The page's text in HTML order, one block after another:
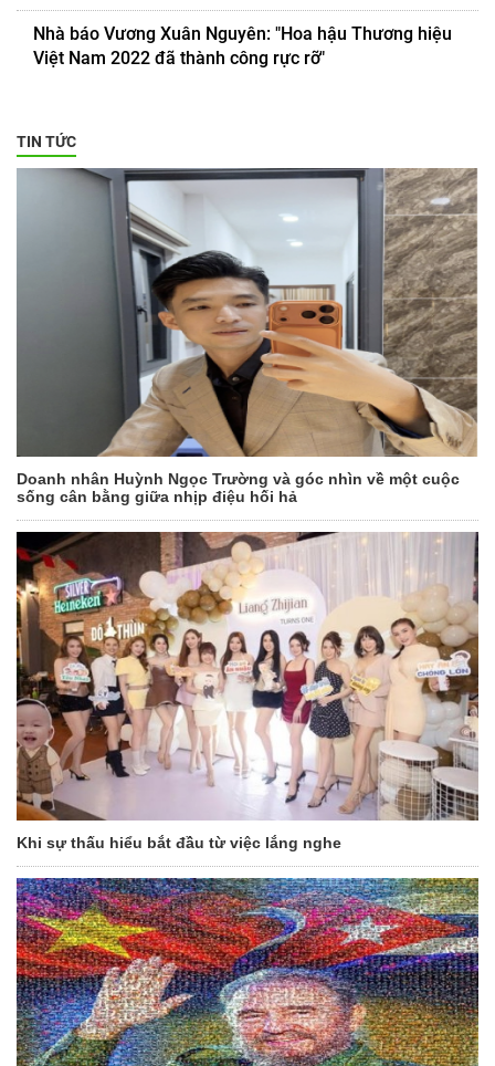
Nhà báo Vương Xuân Nguyên: "Hoa hậu Thương hiệu
Việt Nam 2022 đã thành công rực rỡ"
TIN TỨC
Doanh nhân Huỳnh Ngọc Trường và góc nhìn về một cuộc
sống cân bằng giữa nhịp điệu hối hả
Khi sự thấu hiểu bắt đầu từ việc lắng nghe